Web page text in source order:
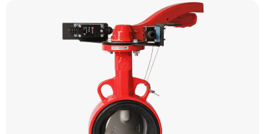
+7 (495) 215-24-81zakaz325@ks-rus.com
Email для связи
Одинцово, Внуковская 9, пав. 31